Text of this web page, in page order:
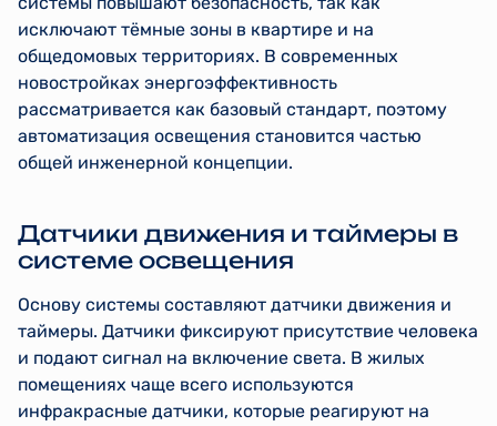
исключают тёмные зоны в квартире и на
общедомовых территориях. В современных
новостройках энергоэффективность
рассматривается как базовый стандарт, поэтому
автоматизация освещения становится частью
общей инженерной концепции.
Датчики движения и таймеры в
системе освещения
Основу системы составляют датчики движения и
таймеры. Датчики фиксируют присутствие человека
и подают сигнал на включение света. В жилых
помещениях чаще всего используются
инфракрасные датчики, которые реагируют на